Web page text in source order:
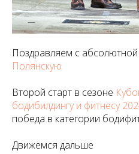
Поздравляем с
Полянскую
Второй старт в сезоне
бодибилдингу и фитнесу
победа в категории
Движемся дальше